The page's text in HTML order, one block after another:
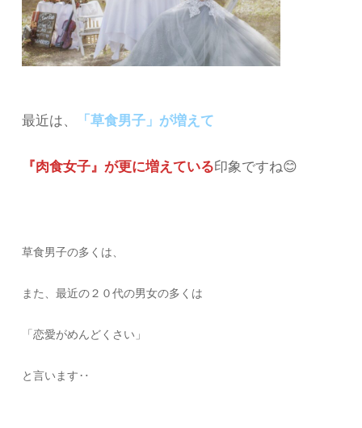
最近は、 「草食男子」が増えて
『肉食女子』が更に増えている印象ですね😊
草食男子の多くは、
また、最近の２０代の男女の多くは
「恋愛がめんどくさい」
と言います‥